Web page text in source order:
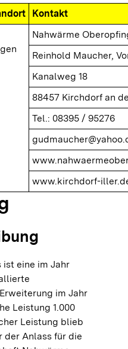
Kontakt
Nahwärme
Reinhold Maucher,
Kanalweg 18
88457 Kirchdorf an
Tel.: 08395 / 95276
www.kirchdorf-
ist eine im Jahr
im Jahr
Leistung 1.000
Leistung blieb
der Anlass für die